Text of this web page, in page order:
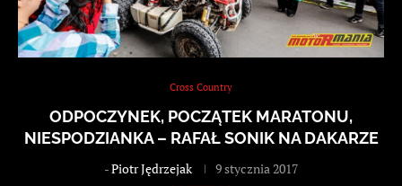
Cross Country
ODPOCZYNEK, POCZĄTEK MARATONU,
NIESPODZIANKA – RAFAŁ SONIK NA DAKARZE
-Piotr Jędrzejak 9 stycznia 2017